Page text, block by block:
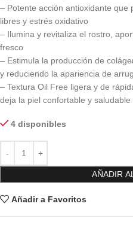
– Potente acción antioxidante que
libres y estrés oxidativo
– Ilumina y revitaliza el rostro,
fresco
– Estimula la producción de
y reduciendo la apariencia de
– Textura Oil Free ligera y de
deja la piel confortable y saludable
4 disponibles
AÑADIR
Añadir a Favoritos